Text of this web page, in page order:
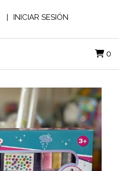
INICIAR SESIÓN
0